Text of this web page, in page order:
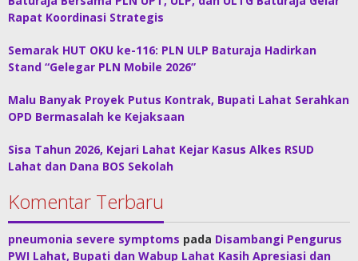
Rapat Koordinasi Strategis
Semarak HUT OKU ke-116: PLN ULP Baturaja Hadirkan
Stand “Gelegar PLN Mobile 2026”
Malu Banyak Proyek Putus Kontrak, Bupati Lahat Serahkan
OPD Bermasalah ke Kejaksaan
Sisa Tahun 2026, Kejari Lahat Kejar Kasus Alkes RSUD
Lahat dan Dana BOS Sekolah
Komentar Terbaru
pneumonia severe symptoms pada Disambangi Pengurus
PWI Lahat, Bupati dan Wabup Lahat Kasih Apresiasi dan